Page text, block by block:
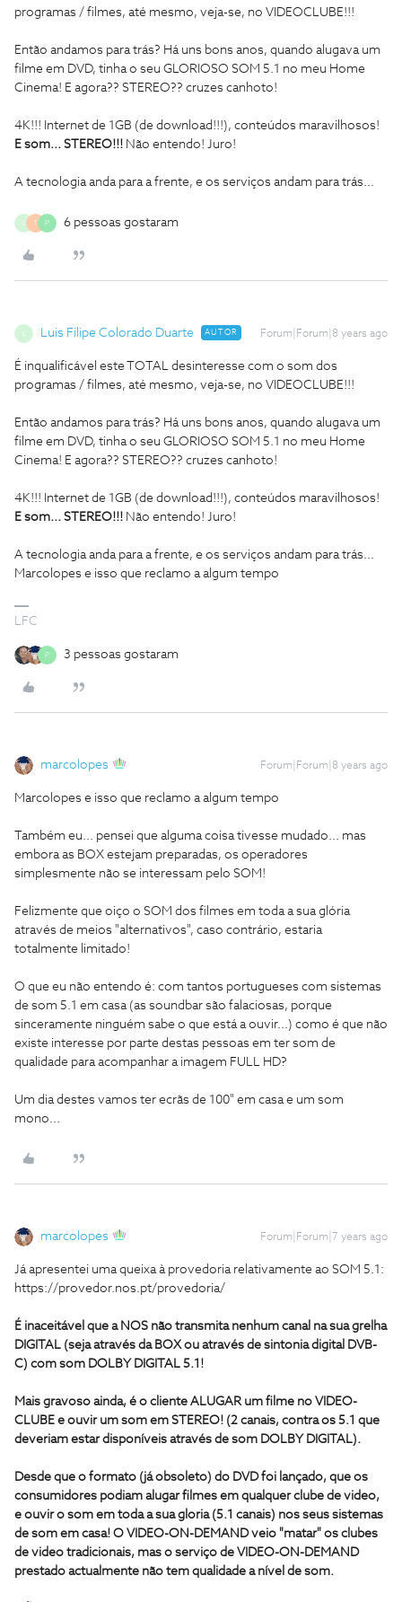
programas / filmes, até mesmo, veja-se, no VIDEOCLUBE!!!
Então andamos para trás? Há uns bons anos, quando alugava um
filme em DVD, tinha o seu GLORIOSO SOM 5.1 no meu Home
Cinema! E agora?? STEREO?? cruzes canhoto!
4K!!! Internet de 1GB (de download!!!), conteúdos maravilhosos!
E som... STEREO!!! Não entendo! Juro!
A tecnologia anda para a frente, e os serviços andam para trás...
T P 6 pessoas gostaram
Luis Filipe Colorado Duarte AUTOR Forum|Forum|8 years ago
É inqualificável este TOTAL desinteresse com o som dos
programas / filmes, até mesmo, veja-se, no VIDEOCLUBE!!!
Então andamos para trás? Há uns bons anos, quando alugava um
filme em DVD, tinha o seu GLORIOSO SOM 5.1 no meu Home
Cinema! E agora?? STEREO?? cruzes canhoto!
4K!!! Internet de 1GB (de download!!!), conteúdos maravilhosos!
E som... STEREO!!! Não entendo! Juro!
A tecnologia anda para a frente, e os serviços andam para trás...
Marcolopes e isso que reclamo a algum tempo
LFC
P 3 pessoas gostaram
marcolopes Forum|Forum|8 years ago
Marcolopes e isso que reclamo a algum tempo
Também eu... pensei que alguma coisa tivesse mudado... mas
embora as BOX estejam preparadas, os operadores
simplesmente não se interessam pelo SOM!
Felizmente que oiço o SOM dos filmes em toda a sua glória
através de meios "alternativos", caso contrário, estaria
totalmente limitado!
O que eu não entendo é: com tantos portugueses com sistemas
de som 5.1 em casa (as soundbar são falaciosas, porque
sinceramente ninguém sabe o que está a ouvir...) como é que não
existe interesse por parte destas pessoas em ter som de
qualidade para acompanhar a imagem FULL HD?
Um dia destes vamos ter ecrãs de 100" em casa e um som
mono...
marcolopes Forum|Forum|7 years ago
Já apresentei uma queixa à provedoria relativamente ao SOM 5.1:
https://provedor.nos.pt/provedoria/
É inaceitável que a NOS não transmita nenhum canal na sua grelha
DIGITAL (seja através da BOX ou através de sintonia digital DVB-
C) com som DOLBY DIGITAL 5.1!
Mais gravoso ainda, é o cliente ALUGAR um filme no VIDEO-
CLUBE e ouvir um som em STEREO! (2 canais, contra os 5.1 que
deveriam estar disponíveis através de som DOLBY DIGITAL).
Desde que o formato (já obsoleto) do DVD foi lançado, que os
consumidores podiam alugar filmes em qualquer clube de video,
e ouvir o som em toda a sua gloria (5.1 canais) nos seus sistemas
de som em casa! O VIDEO-ON-DEMAND veio "matar" os clubes
de video tradicionais, mas o serviço de VIDEO-ON-DEMAND
prestado actualmente não tem qualidade a nível de som.